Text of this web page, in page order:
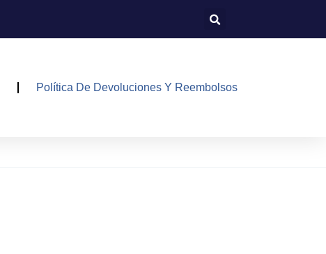
Política De Devoluciones Y Reembolsos